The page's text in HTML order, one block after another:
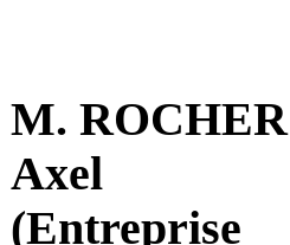
M. ROCHER
Axel
(Entreprise